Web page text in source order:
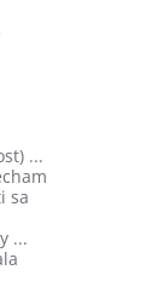
...
sa
...